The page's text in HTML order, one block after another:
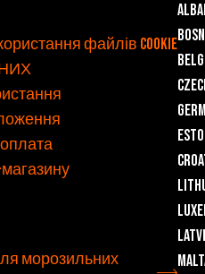
файлів cookie
морозильних